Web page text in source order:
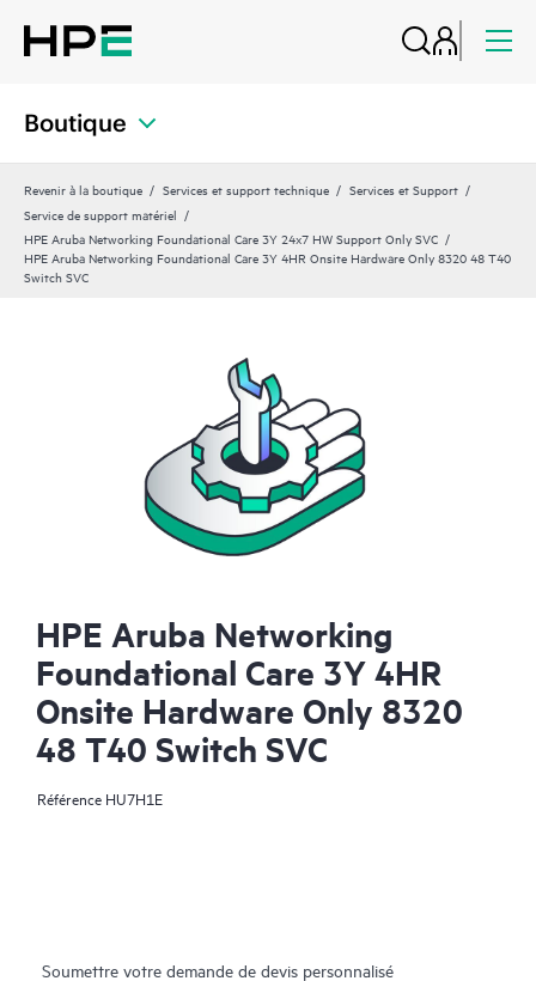
Boutique
Revenir à la boutique Services et support technique
Services et Support
Service de support matériel
HPE Aruba Networking Foundational Care 3Y 24x7 HW Support Only SVC
HPE Aruba Networking Foundational Care 3Y 4HR Onsite Hardware Only 8320 48 T40
Switch SVC
HPE Aruba Networking
Foundational Care 3Y 4HR
Onsite Hardware Only 8320
48 T40 Switch SVC
Référence HU7H1E
Soumettre votre demande de devis personnalisé